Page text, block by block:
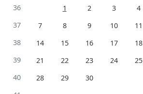
36 1 2 3 4
37
7 8 9 10 11
38
14 15 16 17 18
39
21 22 23 24 25
40
28 29
30